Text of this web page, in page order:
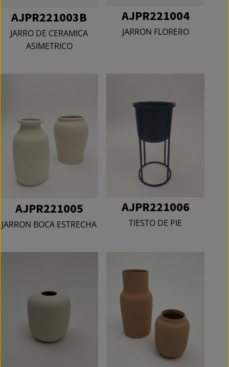
AJPR221003B
JARRO DE CERAMICA
ASIMETRICO
AJPR221004
JARRON FLORERO
AJPR221005
JARRON BOCA ESTRECHA
AJPR221006
TIESTO DE PIE